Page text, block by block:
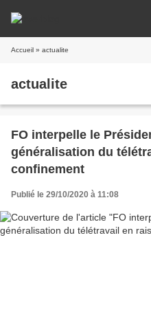
Accueil » actualite
actualite
FO interpelle le
généralisation du
confinement
Publié le 29/10/2020 à 11:08